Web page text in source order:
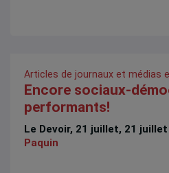
Articles de journaux et médias
Encore sociaux-
performants!
Le Devoir, 21 juillet, 21 juillet
Paquin